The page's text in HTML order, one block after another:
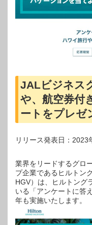
JALビジネス
や、航空券付
ートをプレゼ
リリース発表日：
業界をリードするグロ
プ企業であるヒルトン
HGV）は、ヒルトング
いる「アンケートに答
年も実施いたします。